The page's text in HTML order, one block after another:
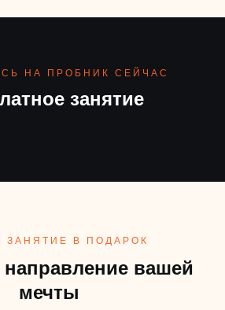
занятие
НА ПРОБНИК СЕЙЧАС
ЗАНЯТИЕ В ПОДАРОК
вашей
мечты